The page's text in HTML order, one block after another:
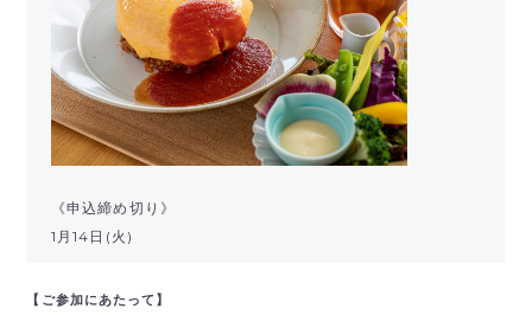
《申込締め切り》
1月14日(火)
【ご参加にあたって】